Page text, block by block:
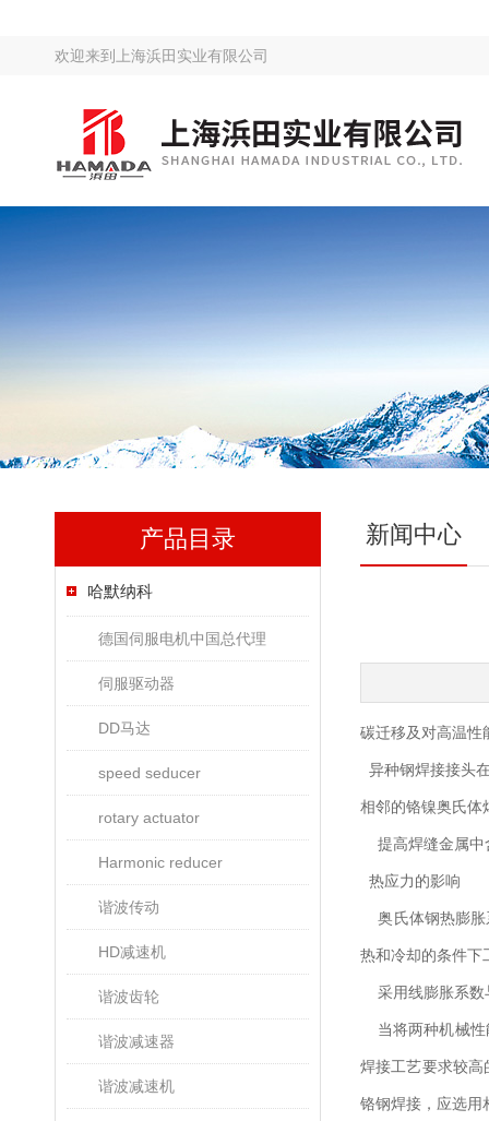
欢迎来到 上海浜田实业有限公司
产品目录
哈默纳科
德国伺服电机中国总代理
伺服驱动器
DD马达
speed seducer
rotary actuator
Harmonic reducer
谐波传动
HD减速机
谐波齿轮
谐波减速器
谐波减速机
新闻中心
碳迁移及对高温性
异种钢焊接接头
相邻的铬镍奥氏体
提高焊缝金属中
热应力的影响
奥氏体钢热膨胀
热和冷却的条件下
采用线膨胀系数
当将两种机械性
焊接工艺要求较
铬钢焊接，应选用